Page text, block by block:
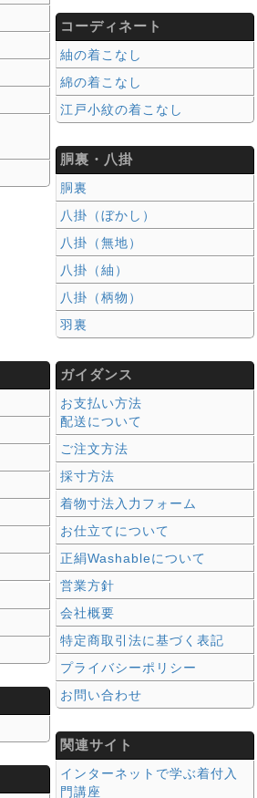
コーディネート
紬の着こなし
綿の着こなし
江戸小紋の着こなし
胴裏・八掛
胴裏
八掛（ぼかし）
八掛（無地）
八掛（紬）
八掛（柄物）
羽裏
ガイダンス
お支払い方法
配送について
ご注文方法
採寸方法
着物寸法入力フォーム
お仕立てについて
正絹Washableについて
営業方針
会社概要
特定商取引法に基づく表記
プライバシーポリシー
お問い合わせ
関連サイト
インターネットで学ぶ着付入
門講座